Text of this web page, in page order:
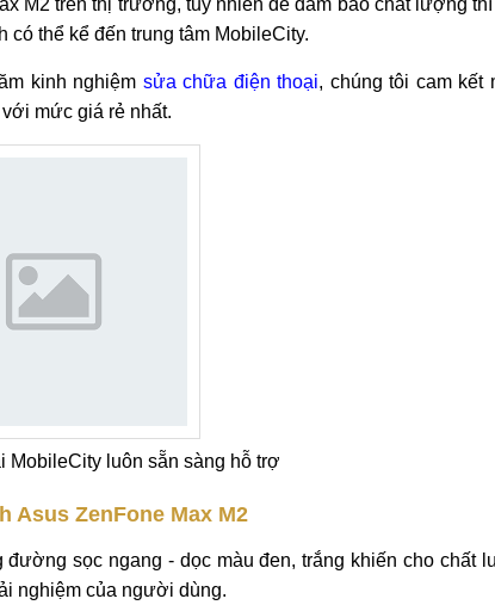
M2
thời gian sử dụng là điều khó tránh khỏi cho dù người
kinh nghiệm
mức giá rẻ nhất.